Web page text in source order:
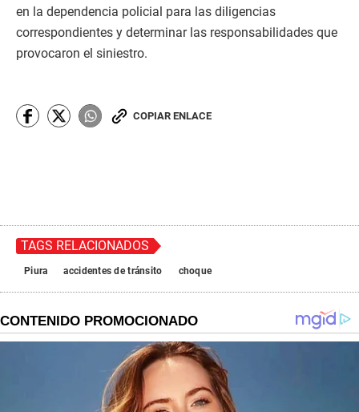
en la dependencia policial para las diligencias
correspondientes y determinar las responsabilidades que
provocaron el siniestro.
COPIAR ENLACE
TAGS RELACIONADOS
Piura accidentes de tránsito choque